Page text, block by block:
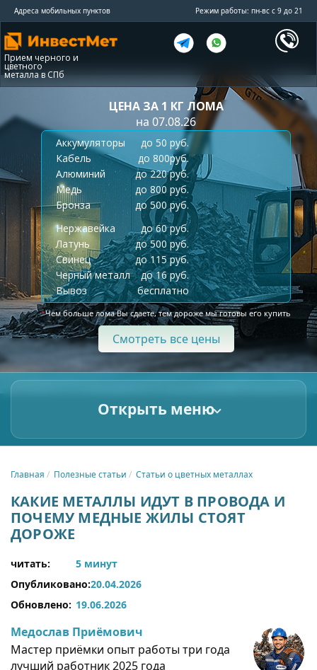
Адреса мобильных пунктов Режим работы: пн-вс с 9 до 21
Прием черного и
цветного
металла в СПб
ЦЕНА ЗА 1 КГ ЛОМА
на 07.08.26
Аккумуляторы
до 50 руб.
Кабель
до 800руб.
Алюминий
до 220 руб.
Медь
до 800 руб.
Бронза
до 500 руб.
Нержавейка
до 60 руб.
Латунь
до 500 руб.
Свинец
до 115 руб.
Черный металл
до 16 руб.
Вывоз
бесплатно
*Чем больше лома Вы сдаете, тем дороже мы готовы его купить
Смотреть все цены
Открыть меню
Главная Полезные статьи Статьи о цветных металлах
КАКИЕ МЕТАЛЛЫ ИДУТ В ПРОВОДА И
ПОЧЕМУ МЕДНЫЕ ЖИЛЫ СТОЯТ
ДОРОЖЕ
читать:
5 минут
Опубликовано:20.04.2026
Обновлено: 19.06.2026
Медослав Приёмович
Мастер приёмки опыт работы три года
лучший работник 2025 года